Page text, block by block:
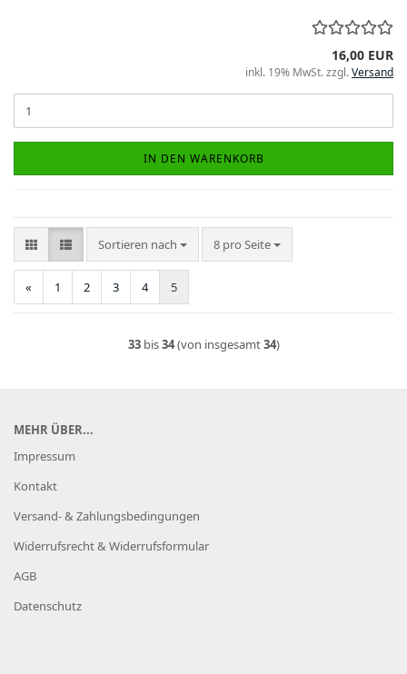
16,00 EUR
inkl. 19% MwSt. zzgl.Versand
IN DEN WARENKORB
Sortieren nach
Sortieren nach 8 pro Seite
pro Seite
« 1 2 3 4 5
33bis34(von insgesamt34)
MEHR ÜBER...
Impressum
Kontakt
Versand- & Zahlungsbedingungen
Widerrufsrecht & Widerrufsformular
AGB
Datenschutz